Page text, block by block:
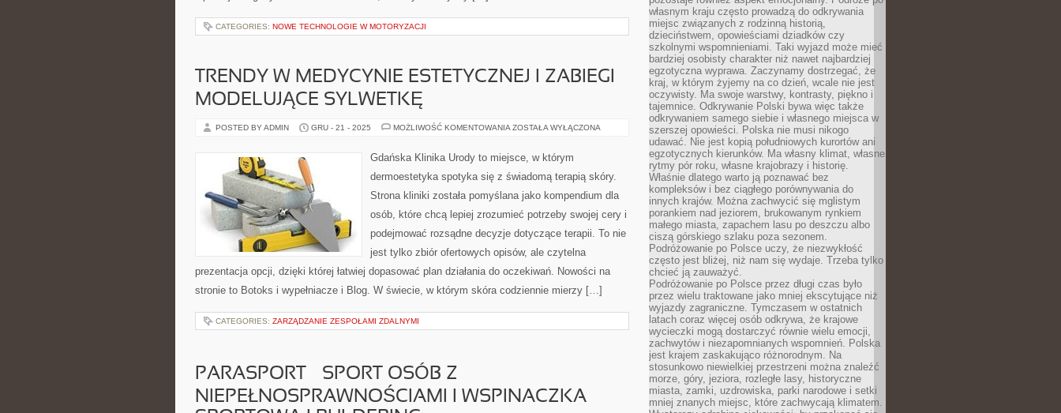
CATEGORIES: NOWE TECHNOLOGIE W MOTORYZACJI
TRENDY W MEDYCYNIE ESTETYCZNEJ I ZABIEGI
MODELUJĄCE SYLWETKĘ
POSTED BY ADMIN GRU - 21 - 2025 MOŻLIWOŚĆ KOMENTOWANIA TRENDY
ESTETYCZNEJ
I
MODELUJĄCE
ZOSTAŁA WYŁĄCZONA
Gdańska Klinika Urody to miejsce, w którym
dermoestetyka spotyka się z świadomą terapią skóry.
Strona kliniki została pomyślana jako kompendium dla
osób, które chcą lepiej zrozumieć potrzeby swojej cery i
podejmować rozsądne decyzje dotyczące terapii. To nie
jest tylko zbiór ofertowych opisów, ale czytelna
prezentacja opcji, dzięki której łatwiej dopasować plan działania do oczekiwań. Nowości na
stronie to Botoks i wypełniacze i Blog. W świecie, w którym skóra codziennie mierzy […]
CATEGORIES: ZARZĄDZANIE ZESPOŁAMI ZDALNYMI
PARASPORT – SPORT OSÓB Z
NIEPEŁNOSPRAWNOŚCIAMI I WSPINACZKA
własnym kraju często prowadzą do odkrywania
miejsc związanych z rodzinną historią,
dzieciństwem, opowieściami dziadków czy
szkolnymi wspomnieniami. Taki wyjazd może mieć
bardziej osobisty charakter niż nawet najbardziej
egzotyczna wyprawa. Zaczynamy dostrzegać, że
kraj, w którym żyjemy na co dzień, wcale nie jest
oczywisty. Ma swoje warstwy, kontrasty, piękno i
tajemnice. Odkrywanie Polski bywa więc także
odkrywaniem samego siebie i własnego miejsca w
szerszej opowieści. Polska nie musi nikogo
udawać. Nie jest kopią południowych kurortów ani
egzotycznych kierunków. Ma własny klimat, własne
rytmy pór roku, własne krajobrazy i historię.
Właśnie dlatego warto ją poznawać bez
kompleksów i bez ciągłego porównywania do
innych krajów. Można zachwycić się mglistym
porankiem nad jeziorem, brukowanym rynkiem
małego miasta, zapachem lasu po deszczu albo
ciszą górskiego szlaku poza sezonem.
Podróżowanie po Polsce uczy, że niezwykłość
często jest bliżej, niż nam się wydaje. Trzeba tylko
chcieć ją zauważyć.
Podróżowanie po Polsce przez długi czas było
przez wielu traktowane jako mniej ekscytujące niż
wyjazdy zagraniczne. Tymczasem w ostatnich
latach coraz więcej osób odkrywa, że krajowe
wycieczki mogą dostarczyć równie wielu emocji,
zachwytów i niezapomnianych wspomnień. Polska
jest krajem zaskakująco różnorodnym. Na
stosunkowo niewielkiej przestrzeni można znaleźć
morze, góry, jeziora, rozległe lasy, historyczne
miasta, zamki, uzdrowiska, parki narodowe i setki
mniej znanych miejsc, które zachwycają klimatem.